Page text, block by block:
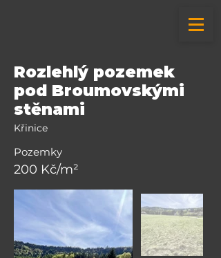
Rozlehlý pozemek
pod Broumovskými
stěnami
Křinice
Pozemky
200 Kč/m²